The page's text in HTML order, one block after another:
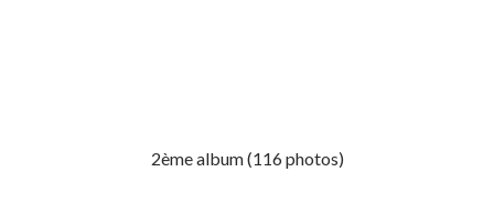
2ème album (116 photos)